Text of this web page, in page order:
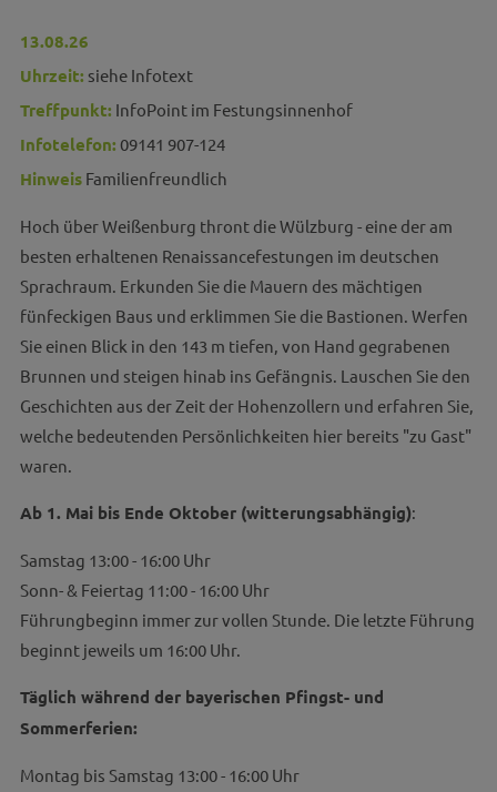
13.08.26
Uhrzeit: siehe Infotext
Treffpunkt: InfoPoint im Festungsinnenhof
Infotelefon: 09141 907-124
HinweisFamilienfreundlich
Hoch über Weißenburg thront die Wülzburg - eine der am
besten erhaltenen Renaissancefestungen im deutschen
Sprachraum. Erkunden Sie die Mauern des mächtigen
fünfeckigen Baus und erklimmen Sie die Bastionen. Werfen
Sie einen Blick in den 143 m tiefen, von Hand gegrabenen
Brunnen und steigen hinab ins Gefängnis. Lauschen Sie den
Geschichten aus der Zeit der Hohenzollern und erfahren Sie,
welche bedeutenden Persönlichkeiten hier bereits "zu Gast"
waren.
Ab 1. Mai bis Ende Oktober (witterungsabhängig):
Samstag 13:00 - 16:00 Uhr
Sonn- & Feiertag 11:00 - 16:00 Uhr
Führungbeginn immer zur vollen Stunde. Die letzte Führung
beginnt jeweils um 16:00 Uhr.
Täglich während der bayerischen Pfingst- und
Sommerferien:
Montag bis Samstag 13:00 - 16:00 Uhr